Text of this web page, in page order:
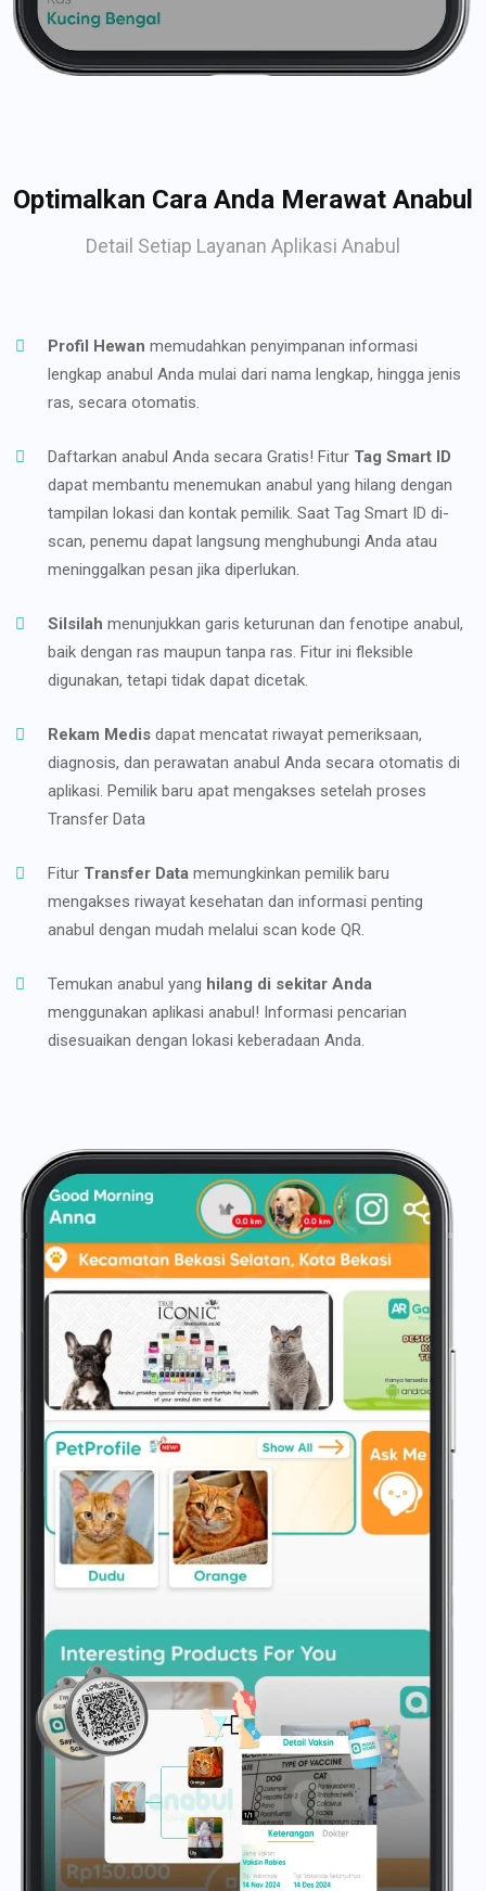
Optimalkan Cara Anda Merawat Anabul
Detail Setiap Layanan Aplikasi Anabul
Profil Hewan memudahkan penyimpanan informasi
lengkap anabul Anda mulai dari nama lengkap, hingga jenis
ras, secara otomatis.
Daftarkan anabul Anda secara Gratis! Fitur Tag Smart ID
dapat membantu menemukan anabul yang hilang dengan
tampilan lokasi dan kontak pemilik. Saat Tag Smart ID di-
scan, penemu dapat langsung menghubungi Anda atau
meninggalkan pesan jika diperlukan.
Silsilah menunjukkan garis keturunan dan fenotipe anabul,
baik dengan ras maupun tanpa ras. Fitur ini fleksible
digunakan, tetapi tidak dapat dicetak.
Rekam Medis dapat mencatat riwayat pemeriksaan,
diagnosis, dan perawatan anabul Anda secara otomatis di
aplikasi. Pemilik baru apat mengakses setelah proses
Transfer Data
Fitur Transfer Data memungkinkan pemilik baru
mengakses riwayat kesehatan dan informasi penting
anabul dengan mudah melalui scan kode QR.
Temukan anabul yang hilang di sekitar Anda
menggunakan aplikasi anabul! Informasi pencarian
disesuaikan dengan lokasi keberadaan Anda.